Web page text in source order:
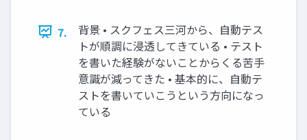
7.
背景 • スクフェス三河から、自動テス
トが順調に浸透してきている • テスト
を書いた経験がないことからくる苦手
意識が減ってきた • 基本的に、自動テ
ストを書いていこうという方向になっ
ている